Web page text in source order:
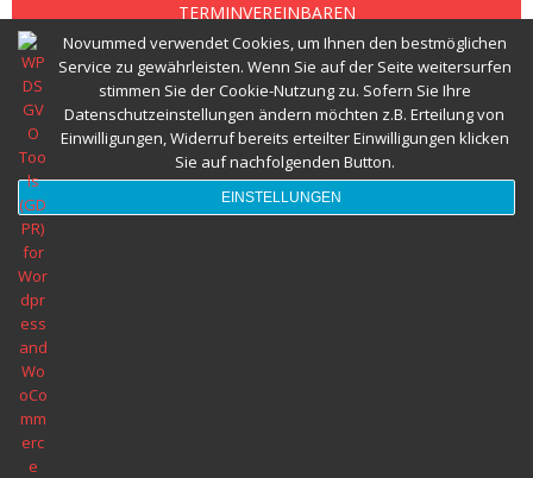
Herzgesund Essen und Trinken
TERMINVEREINBAREN
Ernährungsberatung Wien © 2022 Alle Rechte vorbehalten novumMED
Novummed verwendet Cookies, um Ihnen den bestmöglichen
Service zu gewährleisten. Wenn Sie auf der Seite weitersurfen
stimmen Sie der Cookie-Nutzung zu. Sofern Sie Ihre
Datenschutzeinstellungen ändern möchten z.B. Erteilung von
Einwilligungen, Widerruf bereits erteilter Einwilligungen klicken
Sie auf nachfolgenden Button.
EINSTELLUNGEN